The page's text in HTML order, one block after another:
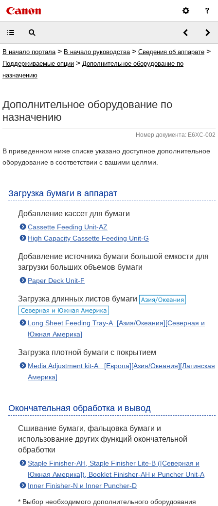
В начало портала > В начало руководства > Сведения об аппарате >
Поддерживаемые опции > Дополнительное оборудование по
назначению
Дополнительное оборудование по
назначению
Номер документа: E6XC-002
В приведенном ниже списке указано доступное дополнительное
оборудование в соответствии с вашими целями.
Загрузка бумаги в аппарат
Добавление кассет для бумаги
Cassette Feeding Unit-AZ
High Capacity Cassette Feeding Unit-G
Добавление источника бумаги большой емкости для
загрузки больших объемов бумаги
Paper Deck Unit-F
Загрузка длинных листов бумаги
Long Sheet Feeding Tray-A [Азия/Океания][Северная и
Южная Америка]
Загрузка плотной бумаги с покрытием
Media Adjustment kit-A [Европа][Азия/Океания][Латинская
Америка]
Окончательная обработка и вывод
Сшивание бумаги, фальцовка бумаги и
использование других функций окончательной
обработки
Staple Finisher-AH, Staple Finisher Lite-B ([Северная и
Южная Америка]), Booklet Finisher-AH и Puncher Unit-A
Inner Finisher-N и Inner Puncher-D
* Выбор необходимого дополнительного оборудования